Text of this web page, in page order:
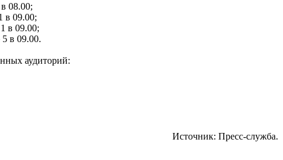
08.00;
в 09.00;
в 09.00;
в 09.00.
аудиторий:
Источник: Пресс-служба.